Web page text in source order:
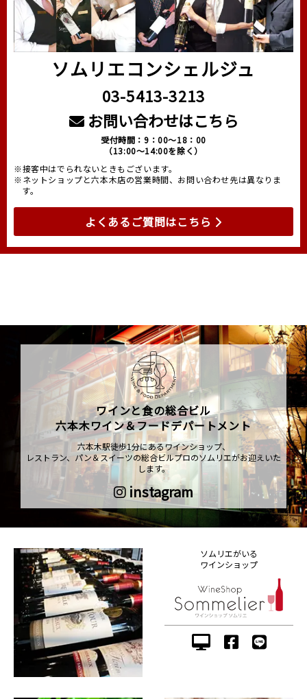
ソムリエコンシェルジュ
03-5413-3213
お問い合わせはこちら
受付時間：9：00～18：00
（13:00～14:00を除く）
※接客中はでられないときもございます。
※ネットショップと六本木店の営業時間、お問い合わせ先は異なりま
す。
よくあるご質問はこちら
ワインと食の総合ビル
六本木ワイン＆フードデパートメント
六本木駅徒歩1分にあるワインショップ、
レストラン、パン＆スイーツの総合ビルプロのソムリエがお迎えいた
します。
instagram
ソムリエがいる
ワインショップ